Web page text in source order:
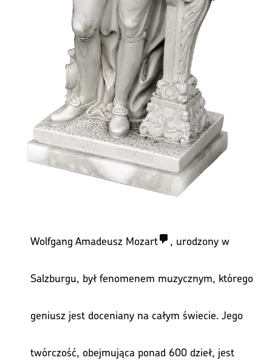
Wolfgang Amadeusz Mozart , urodzony w
Salzburgu, był fenomenem muzycznym, którego
geniusz jest doceniany na całym świecie. Jego
twórczość, obejmująca ponad 600 dzieł, jest